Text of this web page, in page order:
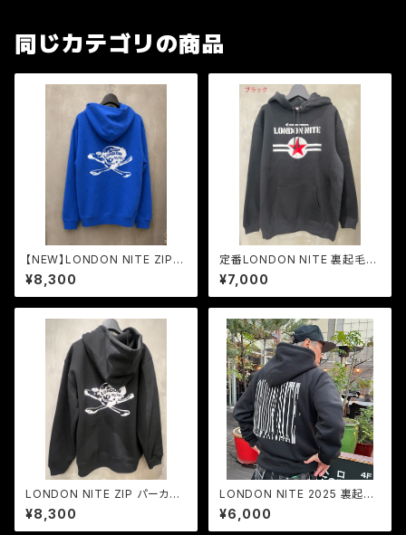
同じカテゴリの商品
【NEW】LONDON NITE ZIP
パーカー(裏パイル)SKULL&B
ONE LOGO 2026
¥8,300
定番LONDON NITE 裏起毛ス
エットフーディ 10.oz
¥7,000
LONDON NITE ZIP パーカー
(裏起毛)SKULL&BONE LOG
O 2026
¥8,300
LONDON NITE 2025 裏起毛
スエットフーディ 10.oz
¥6,000